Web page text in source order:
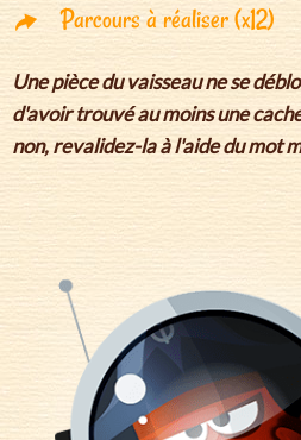
Parcours à réaliser (x12)
Une pièce du vaisseau ne se
d'avoir trouvé au moins une
non, revalidez-la à l'aide du mot